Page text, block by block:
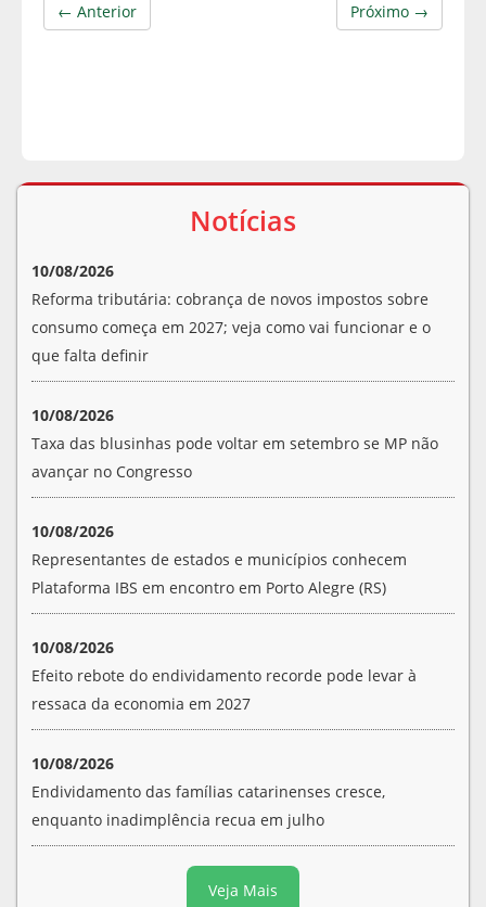
Próximo →
← Anterior
Notícias
10/08/2026
Reforma tributária: cobrança de novos impostos sobre
consumo começa em 2027; veja como vai funcionar e o
que falta definir
10/08/2026
Taxa das blusinhas pode voltar em setembro se MP não
avançar no Congresso
10/08/2026
Representantes de estados e municípios conhecem
Plataforma IBS em encontro em Porto Alegre (RS)
10/08/2026
Efeito rebote do endividamento recorde pode levar à
ressaca da economia em 2027
10/08/2026
Endividamento das famílias catarinenses cresce,
enquanto inadimplência recua em julho
Veja Mais